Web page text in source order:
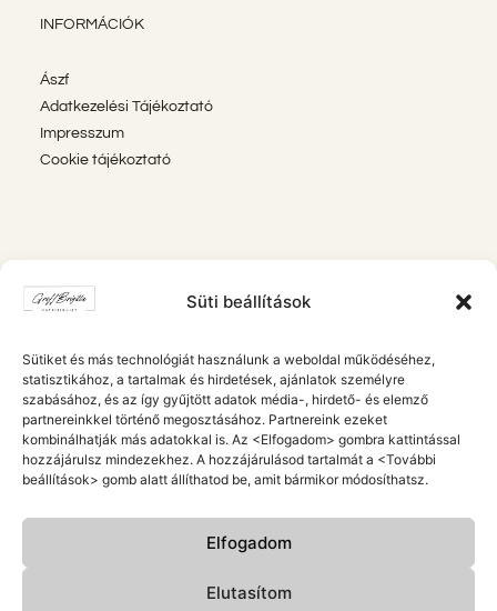
Süti beállítások
Sütiket és más technológiát használunk a weboldal működéséhez,
statisztikához, a tartalmak és hirdetések, ajánlatok személyre
szabásához, és az így gyűjtött adatok média-, hirdető- és elemző
partnereinkkel történő megosztásához. Partnereink ezeket
kombinálhatják más adatokkal is. Az <Elfogadom> gombra kattintással
hozzájárulsz mindezekhez. A hozzájárulásod tartalmát a <További
beállítások> gomb alatt állíthatod be, amit bármikor módosíthatsz.
Elfogadom
Elutasítom
INFORMÁCIÓK
Ászf
Adatkezelési Tájékoztató
Impresszum
Cookie tájékoztató
IRATKOZZ FEL A HÍRLEVELEMRE
tanácsokról, kedvezményekről, receptekről vagy éppen
legújabb e-bookjaimról, akkor iratkozz fel hírlevelemre.